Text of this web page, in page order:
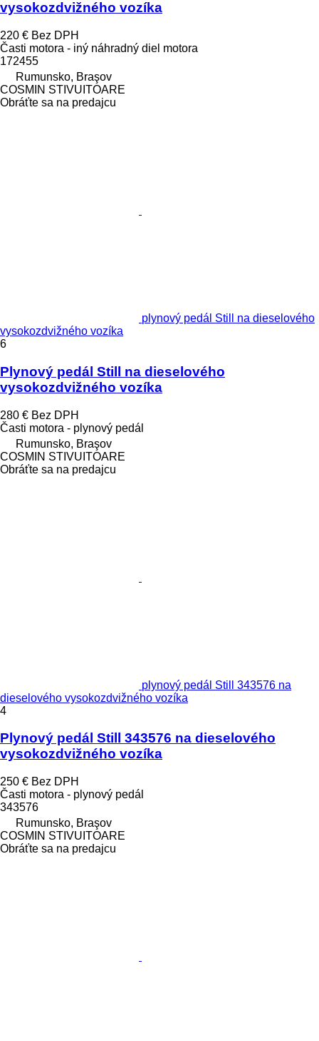
vysokozdvižného vozíka
220 € Bez DPH
Časti motora - iný náhradný diel motora
172455
Rumunsko, Braşov
COSMIN STIVUITOARE
Obráťte sa na predajcu
plynový pedál Still na dieselového
vysokozdvižného vozíka
6
Plynový pedál Still na dieselového
vysokozdvižného vozíka
280 € Bez DPH
Časti motora - plynový pedál
Rumunsko, Braşov
COSMIN STIVUITOARE
Obráťte sa na predajcu
plynový pedál Still 343576 na
dieselového vysokozdvižného vozíka
4
Plynový pedál Still 343576 na dieselového
vysokozdvižného vozíka
250 € Bez DPH
Časti motora - plynový pedál
343576
Rumunsko, Braşov
COSMIN STIVUITOARE
Obráťte sa na predajcu